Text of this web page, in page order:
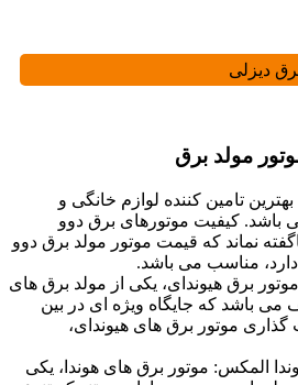
دیزلی
مولد برق
تامین کننده لوازم خانگی و
باشد. کیفیت موتورهای برق دوو
نماند که قیمت موتور مولد برق دوو
مناسب می باشد.
برق هیوندای، یکی از مولد برق های
می باشد که جایگاه ویژه ای در بین
موتور برق های هیوندای،
المکس: موتور برق های هوندا، یکی